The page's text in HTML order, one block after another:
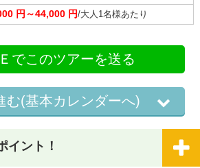
円～44,000 円/大人1名様あたり
でこのツアーを送る
む(基本カレンダーへ)
イント！